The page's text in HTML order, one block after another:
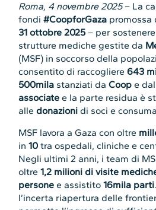
Roma, 4 novembre 2025– La
fondi#CoopforGaza
31 ottobre 2025– per
strutture mediche gestite da
(MSF) in soccorso della
consentito di raccogliere 643
500mila stanziati daCoop e
associate e la parte residua è
alledonazioni di soci e
MSF lavora a Gaza con oltre
in10 tra ospedali, cliniche e
Negli ultimi 2 anni, i team di
oltre 1,2 milioni di visite
persone e assistito16mila parti
l’incerta riapertura delle